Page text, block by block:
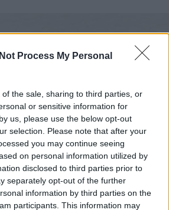
Process My Personal
the sale, sharing to third parties, or
or sensitive information for
us, please use the below opt-out
selection. Please note that after your
you may continue seeing
on personal information utilized by
disclosed to third parties prior to
separately opt-out of the further
information by third parties on the
participants. This information may